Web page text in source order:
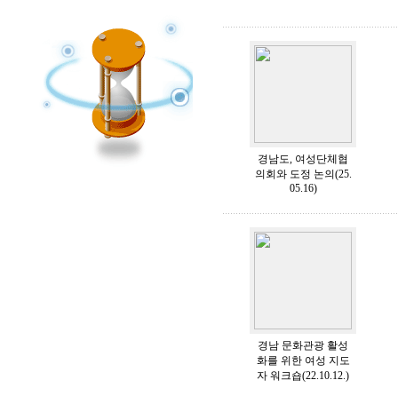
경남도, 여성단체협
의회와 도정 논의(25.
05.16)
경남 문화관광 활성
화를 위한 여성 지도
자 워크숍(22.10.12.)